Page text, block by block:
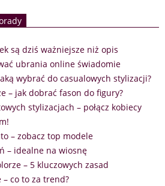
są dziś ważniejsze niż opis
ubrania online świadomie
wybrać do casualowych stylizacji?
– jak dobrać fason do figury?
stylizacjach – połącz kobiecy
– zobacz top modele
– idealne na wiosnę
– 5 kluczowych zasad
co to za trend?